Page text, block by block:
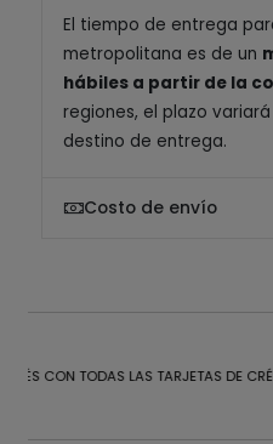
El tiempo de entrega
metropolitana es de un
hábiles a partir de la
regiones, el plazo
destino de entrega.
Costo de envío
CON TODAS LAS TARJETAS DE